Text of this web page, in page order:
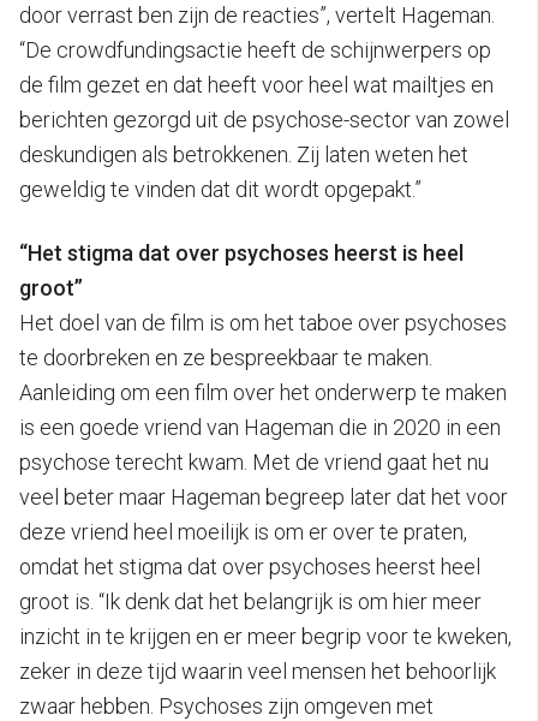
door verrast ben zijn de reacties”, vertelt Hageman.
“De crowdfundingsactie heeft de schijnwerpers op
de film gezet en dat heeft voor heel wat mailtjes en
berichten gezorgd uit de psychose-sector van zowel
deskundigen als betrokkenen. Zij laten weten het
geweldig te vinden dat dit wordt opgepakt.”
“Het stigma dat over psychoses heerst is heel
groot”
Het doel van de film is om het taboe over psychoses
te doorbreken en ze bespreekbaar te maken.
Aanleiding om een film over het onderwerp te maken
is een goede vriend van Hageman die in 2020 in een
psychose terecht kwam. Met de vriend gaat het nu
veel beter maar Hageman begreep later dat het voor
deze vriend heel moeilijk is om er over te praten,
omdat het stigma dat over psychoses heerst heel
groot is. “Ik denk dat het belangrijk is om hier meer
inzicht in te krijgen en er meer begrip voor te kweken,
zeker in deze tijd waarin veel mensen het behoorlijk
zwaar hebben. Psychoses zijn omgeven met